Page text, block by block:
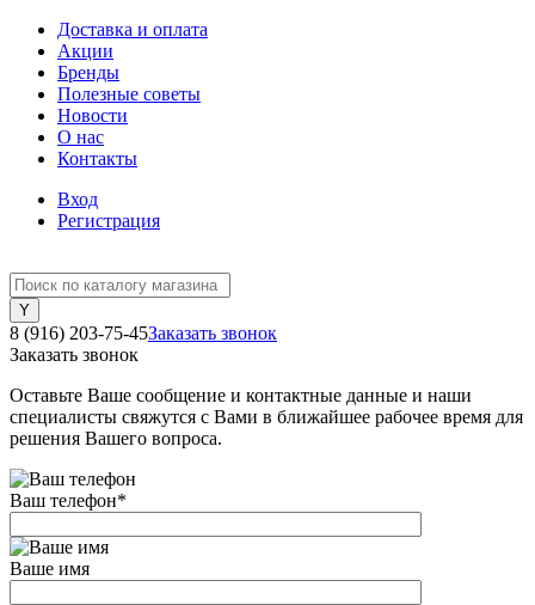
Доставка и оплата
Акции
Бренды
Полезные советы
Новости
О нас
Контакты
Вход
Регистрация
8 (916) 203-75-45Заказать звонок
Заказать звонок
Оставьте Ваше сообщение и контактные данные и наши
специалисты свяжутся с Вами в ближайшее рабочее время для
решения Вашего вопроса.
Ваш телефон*
Ваше имя